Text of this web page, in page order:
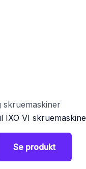
skruemaskiner
IXO VI skruemaskine
Se produkt